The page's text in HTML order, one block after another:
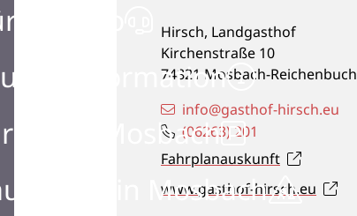
Information
in Mosbach
in Mosbach
Hirsch, Landgasthof
Kirchenstraße 10
74821 Mosbach-Reichenbuch
Fahrplanauskunft
info@gasthof-hirsch.eu
(06263) 201
www.gasthof-hirsch.eu